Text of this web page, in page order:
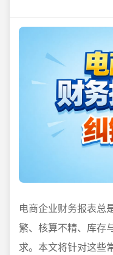
电商企业财务报表总
繁、核算不精、库存
求。本文将针对这些